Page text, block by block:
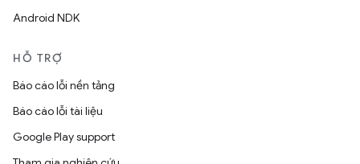
Android NDK
HỖ TRỢ
Báo cáo lỗi nền tảng
Báo cáo lỗi tài liệu
Google Play support